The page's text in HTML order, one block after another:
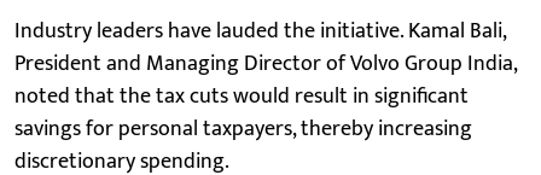
Industry leaders have lauded the initiative. Kamal Bali,
President and Managing Director of Volvo Group India,
noted that the tax cuts would result in significant
savings for personal taxpayers, thereby increasing
discretionary spending.